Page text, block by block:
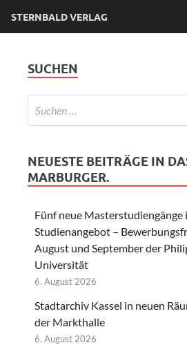
STERNBALD VERLAG
SUCHEN
NEUESTE BEITRÄGE IN
MARBURGER.
Fünf neue Masterstudiengänge
Studienangebot –
August und September der
Universität
6. August 2026
Stadtarchiv Kassel in neuen
der Markthalle
6. August 2026